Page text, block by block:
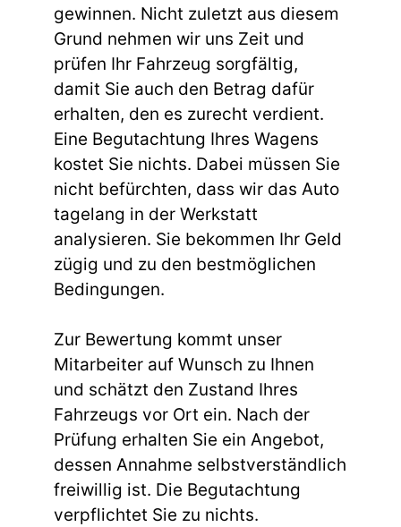
gewinnen. Nicht zuletzt aus diesem
Grund nehmen wir uns Zeit und
prüfen Ihr Fahrzeug sorgfältig,
damit Sie auch den Betrag dafür
erhalten, den es zurecht verdient.
Eine Begutachtung Ihres Wagens
kostet Sie nichts. Dabei müssen Sie
nicht befürchten, dass wir das Auto
tagelang in der Werkstatt
analysieren. Sie bekommen Ihr Geld
zügig und zu den bestmöglichen
Bedingungen.
Zur Bewertung kommt unser
Mitarbeiter auf Wunsch zu Ihnen
und schätzt den Zustand Ihres
Fahrzeugs vor Ort ein. Nach der
Prüfung erhalten Sie ein Angebot,
dessen Annahme selbstverständlich
freiwillig ist. Die Begutachtung
verpflichtet Sie zu nichts.